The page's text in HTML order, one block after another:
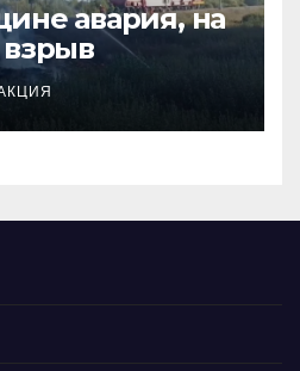
авария, на